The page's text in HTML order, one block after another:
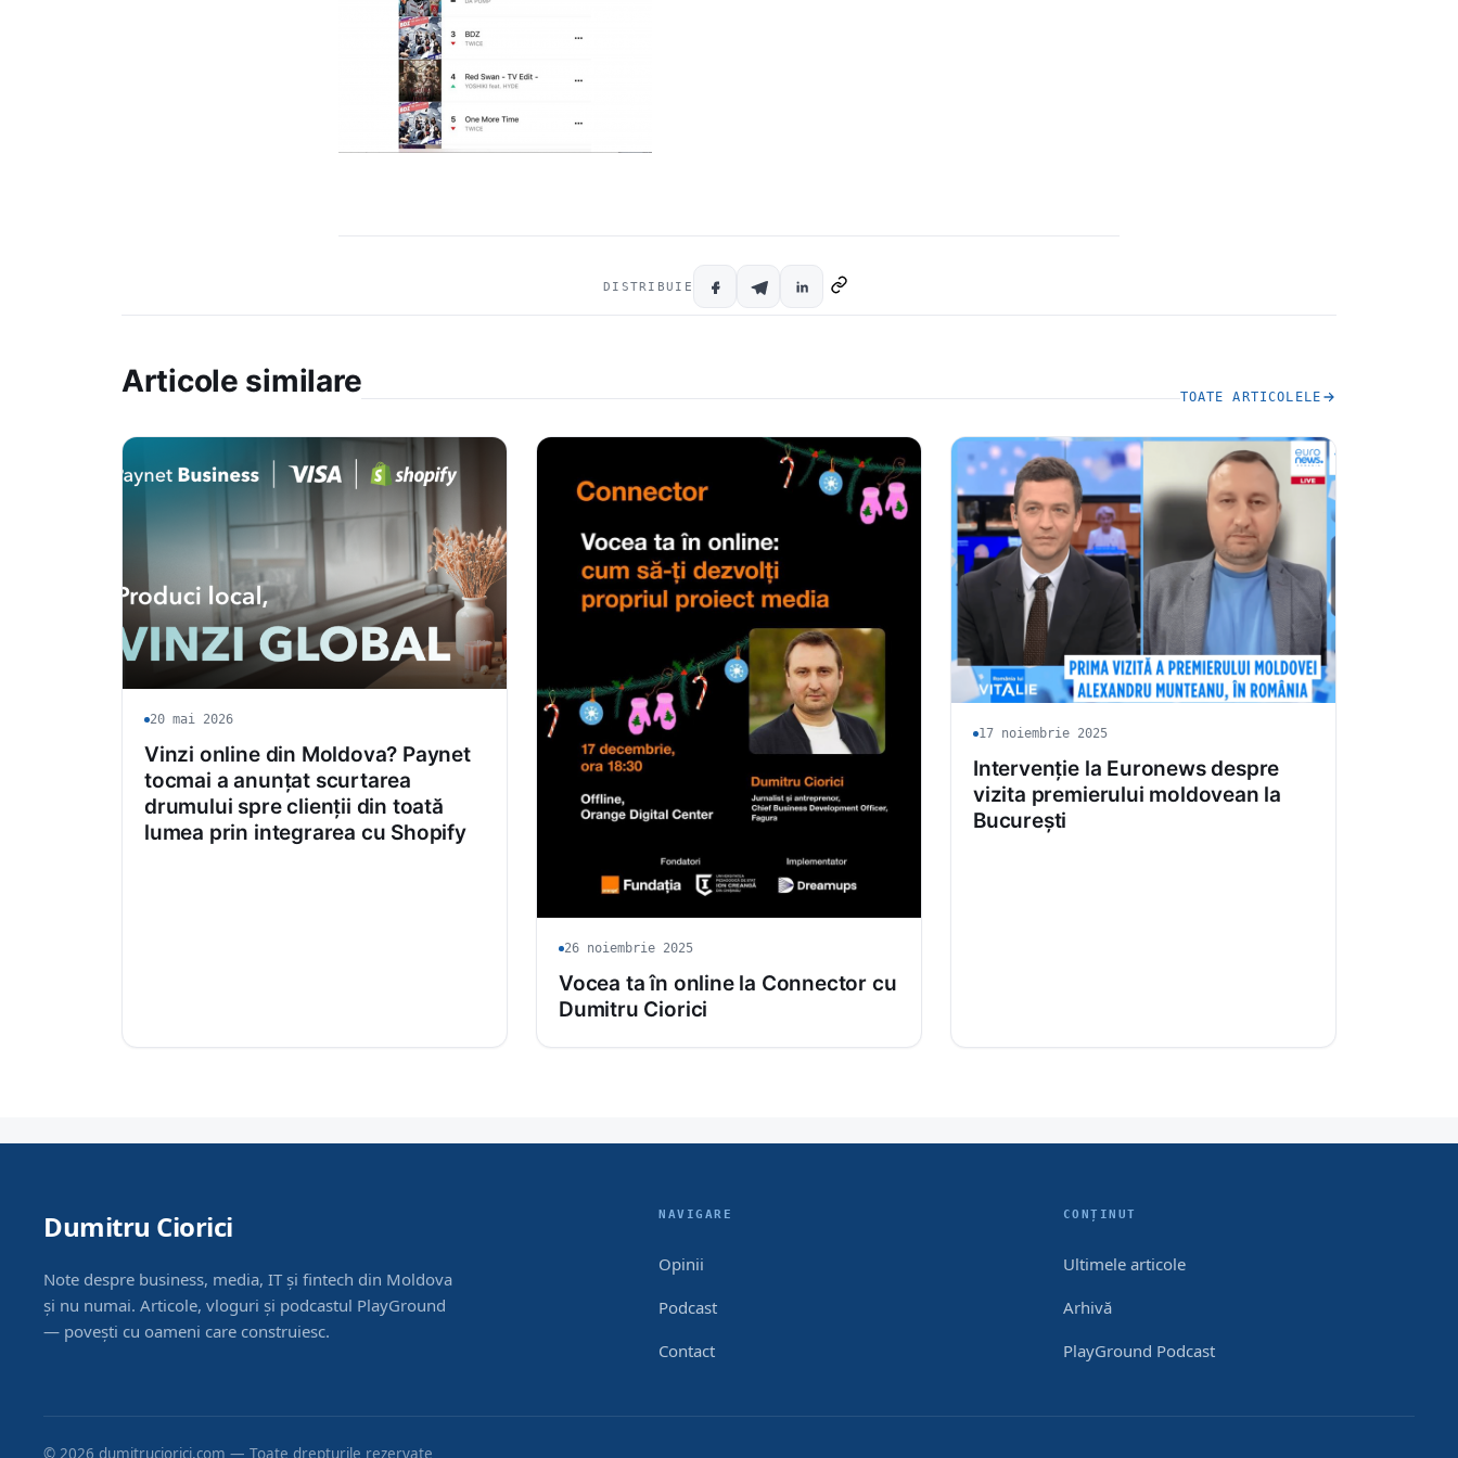
DISTRIBUIE
Articole similare TOATE ARTICOLELE
20 mai 2026
Vinzi online din Moldova? Paynet
tocmai a anunțat scurtarea
drumului spre clienții din toată
lumea prin integrarea cu Shopify
26 noiembrie 2025
Vocea ta în online la Connector cu
Dumitru Ciorici
17 noiembrie 2025
Intervenție la Euronews despre
vizita premierului moldovean la
București
Dumitru Ciorici
Note despre business, media, IT și fintech din Moldova
și nu numai. Articole, vloguri și podcastul PlayGround
— povești cu oameni care construiesc.
NAVIGARE
Opinii
Podcast
Contact
CONȚINUT
Ultimele articole
Arhivă
PlayGround Podcast
© 2026 dumitruciorici.com — Toate drepturile rezervate